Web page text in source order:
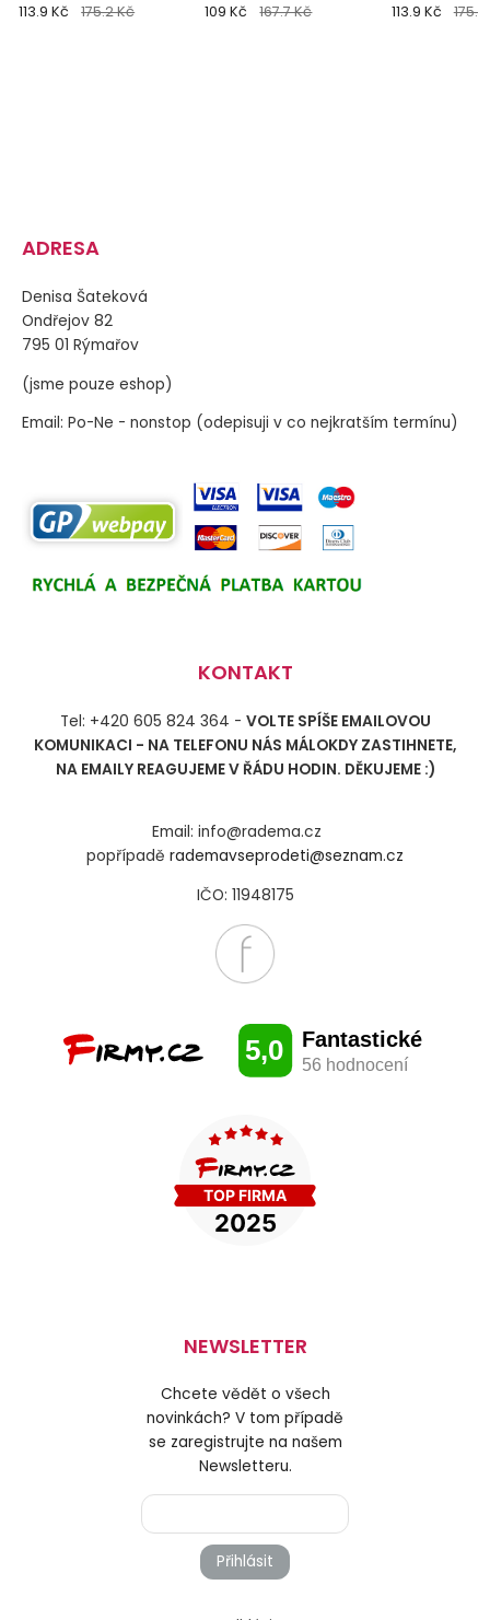
113.9 Kč 175.2 Kč
(dětský)
109 Kč 167.7 Kč 113.9 Kč
ADRESA
Denisa Šateková
Ondřejov 82
795 01 Rýmařov
(jsme pouze eshop)
Email: Po-Ne - nonstop (odepisuji v co nejkratším termínu)
KONTAKT
Tel: +420 605 824 364 - VOLTE SPÍŠE EMAILOVOU
KOMUNIKACI - NA TELEFONU NÁS MÁLOKDY ZASTIHNETE,
NA EMAILY REAGUJEME V ŘÁDU HODIN. DĚKUJEME :)
Email: info@radema.cz
popřípadě rademavseprodeti@seznam.cz
IČO: 11948175
NEWSLETTER
Chcete vědět o všech
novinkách? V tom případě
se zaregistrujte na našem
Newsletteru.
Přihlásit